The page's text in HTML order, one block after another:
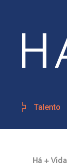
Talento
Há + Vida